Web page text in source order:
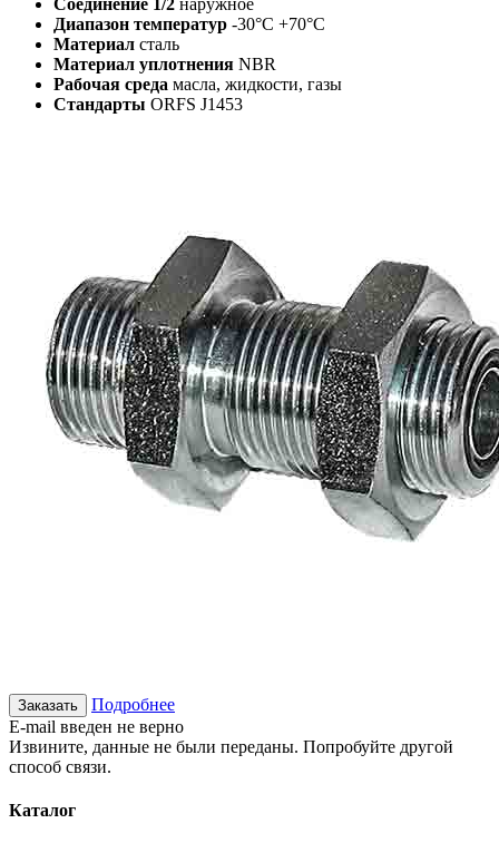
Соединение 1/2 наружное
Диапазон температур -30°C +70°C
Материал сталь
Материал уплотнения NBR
Рабочая среда масла, жидкости, газы
Стандарты ORFS J1453
Заказать
Подробнее
E-mail введен не верно
Извините, данные не были переданы. Попробуйте другой
способ связи.
Каталог